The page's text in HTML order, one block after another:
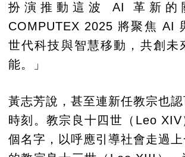
扮演推動這波 AI 革新的
COMPUTEX 2025 將聚焦 AI
世代科技與智慧移動，共創未
能。」
黃志芳說，甚至連新任教宗也
時刻。教宗良十四世（Leo XIV
個名字，以呼應引導社會走過